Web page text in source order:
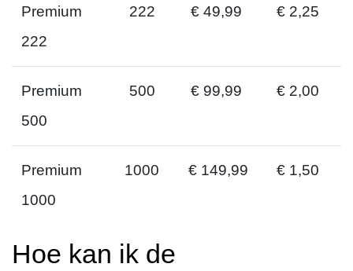
Premium
222
222 € 49,99 € 2,25
Premium
500
500 € 99,99 € 2,00
Premium
1000
1000 € 149,99 € 1,50
Hoe kan ik de